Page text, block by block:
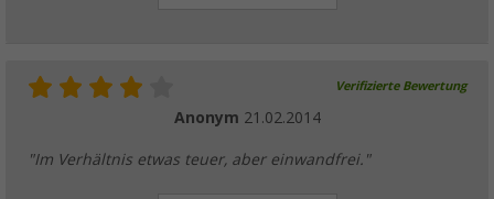
Verifizierte Bewertung
Anonym 21.02.2014
"Im Verhältnis etwas teuer, aber einwandfrei."